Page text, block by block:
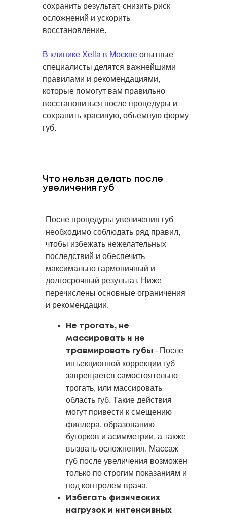
сохранить результат, снизить риск
осложнений и ускорить
восстановление.
В клинике Xella в Москве опытные
специалисты делятся важнейшими
правилами и рекомендациями,
которые помогут вам правильно
восстановиться после процедуры и
сохранить красивую, объемную форму
губ.
Что нельзя делать после
увеличения губ
После процедуры увеличения губ
необходимо соблюдать ряд правил,
чтобы избежать нежелательных
последствий и обеспечить
максимально гармоничный и
долгосрочный результат. Ниже
перечислены основные ограничения
и рекомендации.
Не трогать, не
массировать и не
травмировать губы - После
инъекционной коррекции губ
запрещается самостоятельно
трогать, или массировать
область губ. Такие действия
могут привести к смещению
филлера, образованию
бугорков и асимметрии, а также
вызвать осложнения. Массаж
губ после увеличения возможен
только по строгим показаниям и
под контролем врача.
Избегать физических
нагрузок и интенсивных